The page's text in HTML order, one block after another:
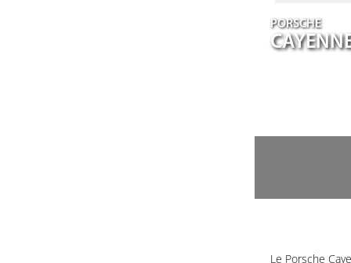
PORSCHE
Le Porsche